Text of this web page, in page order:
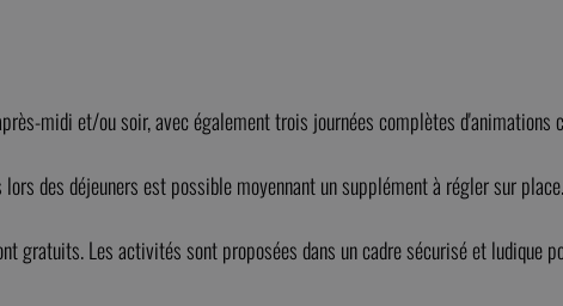
midi et/ou soir, avec également trois journées complètes d'animations
des déjeuners est possible moyennant un supplément à régler sur place.
gratuits. Les activités sont proposées dans un cadre sécurisé et ludique